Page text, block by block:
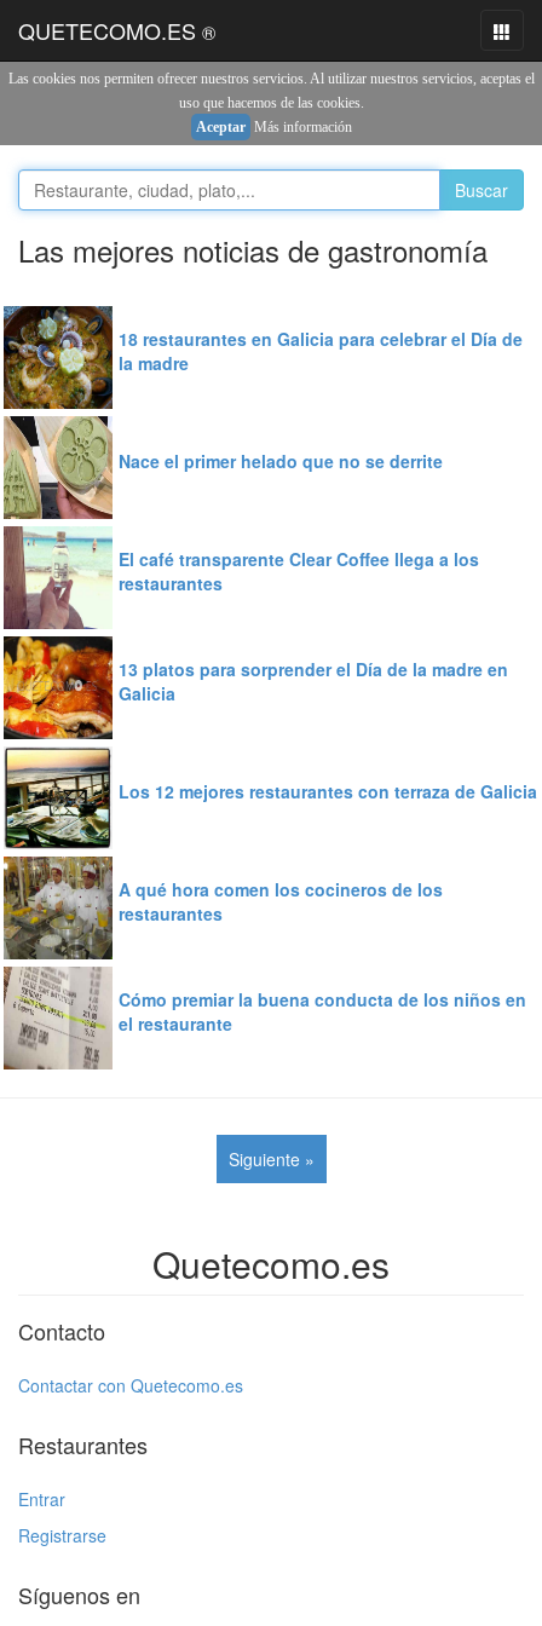
Las cookies nos permiten ofrecer nuestros servicios. Al utilizar nuestros servicios, aceptas el
uso que hacemos de las cookies.
Aceptar Más información
QUETECOMO.ES ®
Buscar
Las mejores noticias de gastronomía
18 restaurantes en Galicia para celebrar el Día de
la madre
Nace el primer helado que no se derrite
El café transparente Clear Coffee llega a los
restaurantes
13 platos para sorprender el Día de la madre en
Galicia
Los 12 mejores restaurantes con terraza de Galicia
A qué hora comen los cocineros de los
restaurantes
Cómo premiar la buena conducta de los niños en
el restaurante
Siguiente »
Quetecomo.es
Contacto
Contactar con Quetecomo.es
Restaurantes
Entrar
Registrarse
Síguenos en